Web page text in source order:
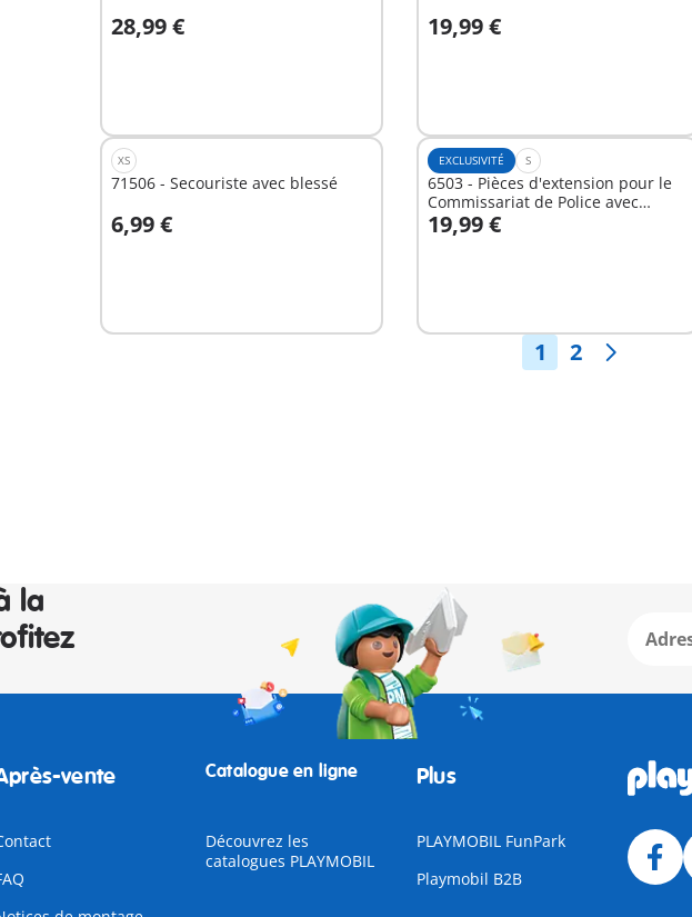
28,99 €
Au panier
19,99 €
Au panier
XS
71506 - Secouriste avec blessé
6,99 €
Au panier
EXCLUSIVITÉ S
6503 - Pièces d'extension pour le
Commissariat de Police avec
Prison/Système d'alarme
19,99 €
Au panier
1 2
la
vente Catalogue en ligne
Découvrez les
catalogues PLAYMOBIL
Plus
PLAYMOBIL FunPark
Playmobil B2B